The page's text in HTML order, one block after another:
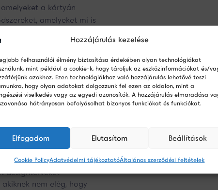
Hozzájárulás kezelése
felhasználói élmény biztosítása érdekében olyan technológiákat
mint például a cookie-k, hogy tároljuk az eszközinformációkat és/
azokhoz. Ezen technológiákhoz való hozzájárulás lehetővé teszi
hogy olyan adatokat dolgozzunk fel ezen az oldalon, mint a
viselkedés vagy az egyedi azonosítók. A hozzájárulás elmaradása
hátrányosan befolyásolhat bizonyos funkciókat és funkciókat.
Elfogadom Elutasítom Beállítások
Cookie PolicyAdatvédelmi tájékoztatóÁltalános szerződési feltételek
a kártyán
amelyeket mi is
tudod hogyan tovább, a
megtalálni a legjobb
designterveket
nem elég, hogy